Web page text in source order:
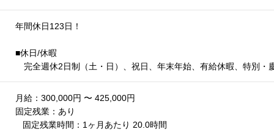
年間休日123日！
■休日/休暇
完全週休2日制（土・日）、祝日、年末年始、有給休暇、特別・
月給：300,000円 〜 425,000円
固定残業：あり
固定残業時間：1ヶ月あたり 20.0時間